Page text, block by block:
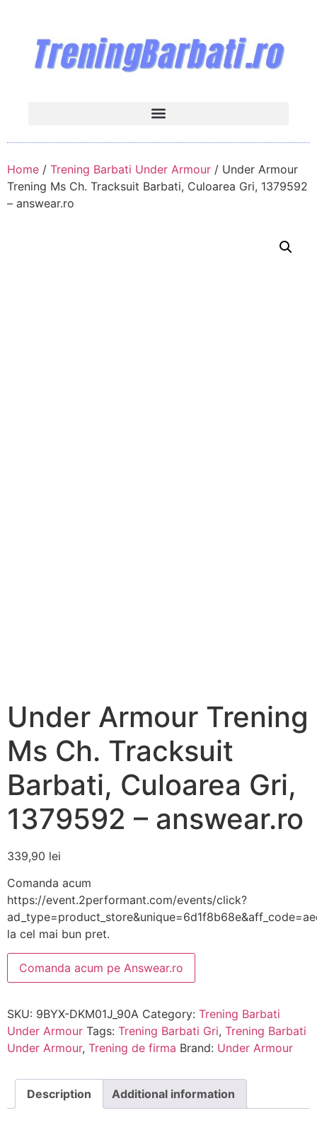
Home / Trening Barbati Under Armour / Under Armour
Trening Ms Ch. Tracksuit Barbati, Culoarea Gri, 1379592
– answear.ro
Under Armour Trening
Ms Ch. Tracksuit
Barbati, Culoarea Gri,
1379592 – answear.ro
339,90 lei
Comanda acum
https://event.2performant.com/events/click?
la cel mai bun pret.
Comanda acum pe Answear.ro
SKU: 9BYX-DKM01J_90A Category: Trening Barbati
Under Armour Tags: Trening Barbati Gri, Trening Barbati
Under Armour, Trening de firma Brand: Under Armour
Description Additional information